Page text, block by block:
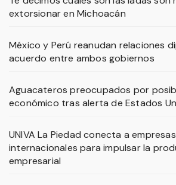
extorsionar en Michoacán
México y Perú reanudan relaciones
acuerdo entre ambos gobiernos
Aguacateros preocupados por
económico tras alerta de Estados
UNIVA La Piedad conecta a
internacionales para impulsar la
empresarial